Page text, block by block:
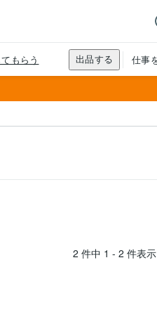
2 件中 1 - 2 件表示